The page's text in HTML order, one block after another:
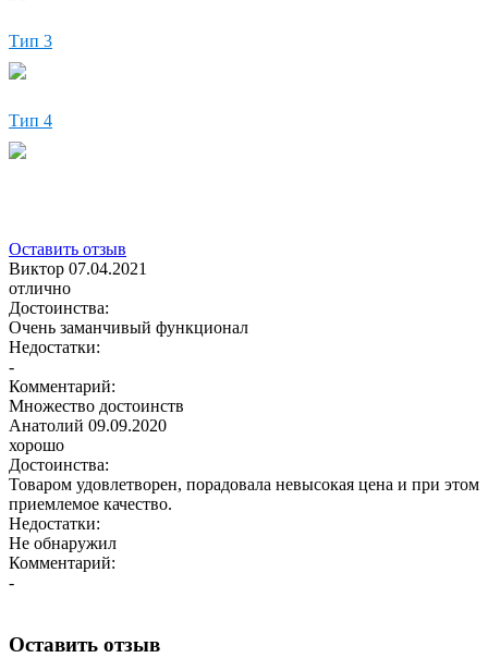
Тип 3
Тип 4
Оставить отзыв
Виктор 07.04.2021
отлично
Достоинства:
Очень заманчивый функционал
Недостатки:
-
Комментарий:
Множество достоинств
Анатолий 09.09.2020
хорошо
Достоинства:
Товаром удовлетворен, порадовала невысокая цена и при этом
приемлемое качество.
Недостатки:
Не обнаружил
Комментарий:
-
Оставить отзыв